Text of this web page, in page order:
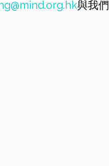
與我們